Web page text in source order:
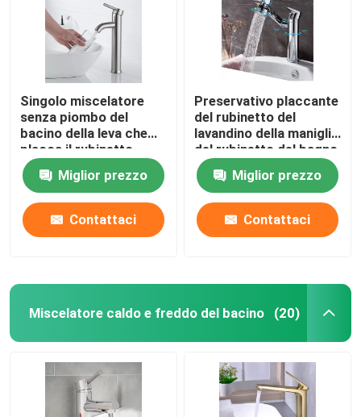
Singolo miscelatore
senza piombo del
bacino della leva che
placca il rubinetto
caldo e freddo del
lavandinoMiglior prezzo
Contattaci
Preservativo placcante
del rubinetto del
lavandino della maniglia
del rubinetto del bagno
dell'oro della parte
girevole da 360 gradi
singolo
Miglior prezzo
Contattaci
Miscelatore caldo e freddo del bacino (20)